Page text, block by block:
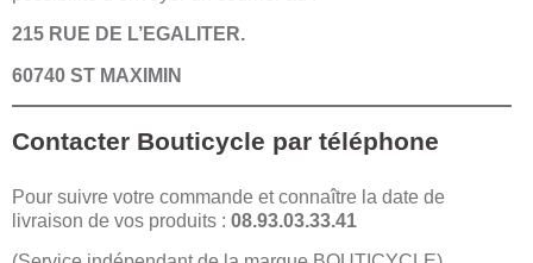
215 RUE DE L’EGALITER.
60740 ST MAXIMIN
Contacter Bouticycle par téléphone
Pour suivre votre commande et connaître la date de
livraison de vos produits : 08.93.03.33.41